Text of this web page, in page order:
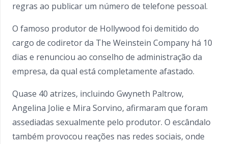
regras ao publicar um número de telefone pessoal.
O famoso produtor de Hollywood foi demitido do
cargo de codiretor da The Weinstein Company há 10
dias e renunciou ao conselho de administração da
empresa, da qual está completamente afastado.
Quase 40 atrizes, incluindo Gwyneth Paltrow,
Angelina Jolie e Mira Sorvino, afirmaram que foram
assediadas sexualmente pelo produtor. O escândalo
também provocou reações nas redes sociais, onde